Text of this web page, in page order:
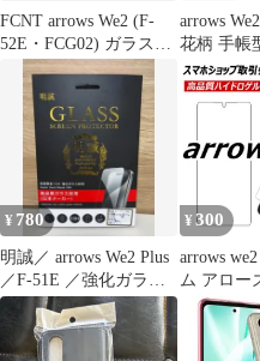
FCNT arrows We2 (F-
52E・FCG02) ガラスフ
ィルム
arrows
花柄 手帳
¥ 780
明誠／ arrows We2 Plus
／F-51E ／強化ガラス
フィルム2枚
¥ 300
arrows
ム アロー
イドロゲ
F-52E